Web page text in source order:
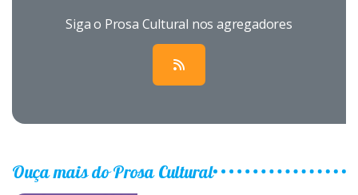
Siga o Prosa Cultural nos agregadores
Ouça mais do Prosa Cultural